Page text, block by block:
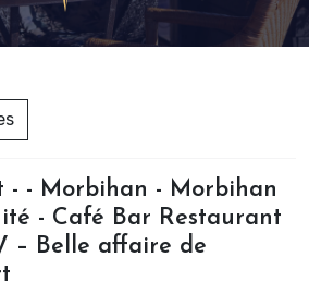
- - Morbihan - Morbihan
- Café Bar Restaurant
– Belle affaire de